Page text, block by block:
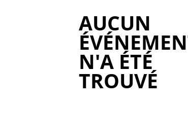
AUCUN
N'A ÉTÉ
TROUVÉ